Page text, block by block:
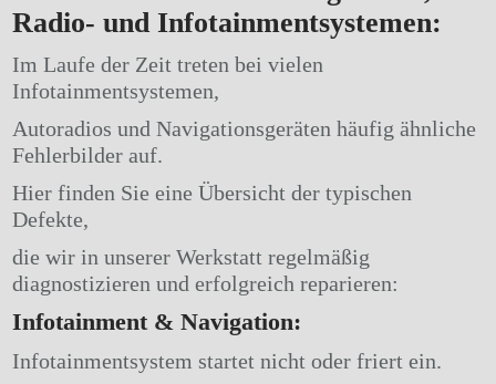
Radio- und Infotainmentsystemen:
Im Laufe der Zeit treten bei vielen
Infotainmentsystemen,
Autoradios und Navigationsgeräten häufig ähnliche
Fehlerbilder auf.
Hier finden Sie eine Übersicht der typischen
Defekte,
die wir in unserer Werkstatt regelmäßig
diagnostizieren und erfolgreich reparieren:
Infotainment & Navigation:
Infotainmentsystem startet nicht oder friert ein.